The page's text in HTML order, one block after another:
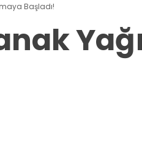
Başladı!